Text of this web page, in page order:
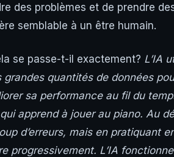
des problèmes et de prendre
semblable à un être humain.
se passe-t-il exactement? L’IA
grandes quantités de données
sa performance au fil du
apprend à jouer au piano. Au
d’erreurs, mais en pratiquant
progressivement. L’IA